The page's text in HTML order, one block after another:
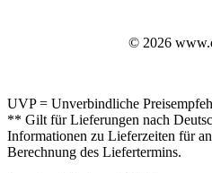
© 2026
UVP = Unverbindliche
** Gilt für Lieferungen nach
Informationen zu Lieferzeiten für
Berechnung des Liefertermins.